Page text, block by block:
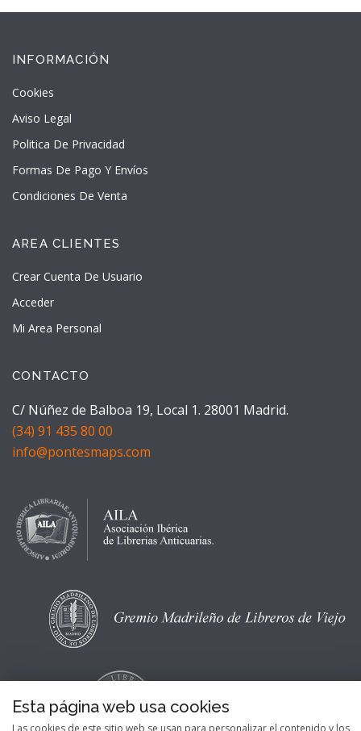
INFORMACIÓN
Cookies
Aviso Legal
Politica De Privacidad
Formas De Pago Y Envíos
Condiciones De Venta
AREA CLIENTES
Crear Cuenta De Usuario
Acceder
Mi Area Personal
CONTACTO
C/ Núñez de Balboa 19, Local 1. 28001 Madrid.
(34) 91 435 80 00
info@pontesmaps.com
Esta página web usa cookies
Las cookies de este sitio web se usan para personalizar el contenido y los